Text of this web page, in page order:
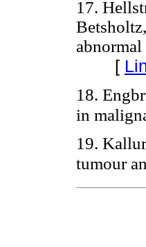
17.
[
18.
in
19.
tumour